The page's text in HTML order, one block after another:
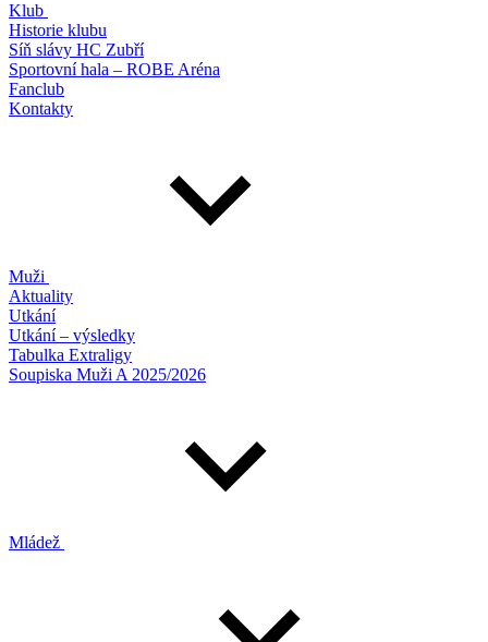
Klub
Historie klubu
Síň slávy HC Zubří
Sportovní hala – ROBE Aréna
Fanclub
Kontakty
Muži
Aktuality
Utkání
Utkání – výsledky
Tabulka Extraligy
Soupiska Muži A 2025/2026
Mládež